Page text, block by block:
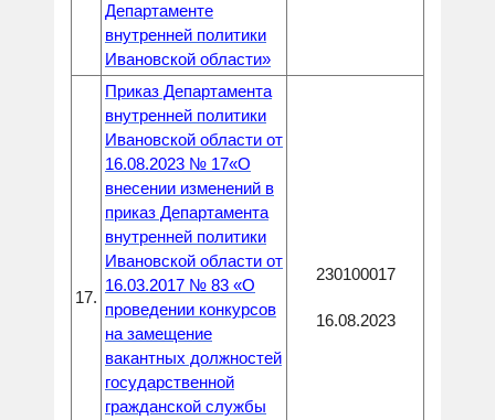
Департаменте
внутренней политики
Ивановской области»
17.
Приказ Департамента
внутренней политики
Ивановской области от
16.08.2023 № 17«О
внесении изменений в
приказ Департамента
внутренней политики
Ивановской области от
16.03.2017 № 83 «О
проведении конкурсов
на замещение
вакантных должностей
государственной
гражданской службы
230100017
16.08.2023